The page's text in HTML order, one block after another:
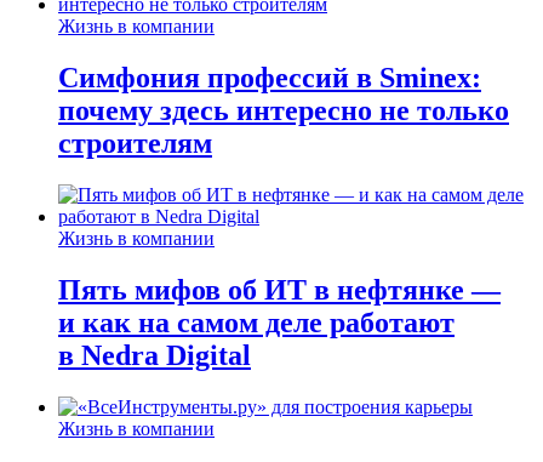
Жизнь в компании
Симфония профессий в Sminex:
почему здесь интересно не только
строителям
Жизнь в компании
Пять мифов об ИТ в нефтянке —
и как на самом деле работают
в Nedra Digital
Жизнь в компании